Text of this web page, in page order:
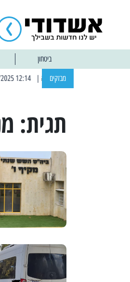
ביטחון
מבזקים
| 12:14 13/01/2025 אחרי שבוע: הוסר איסור הרחצה בחופי אשדוד
תגית: